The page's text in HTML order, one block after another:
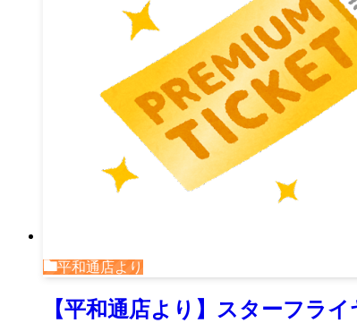
平和通店より
【平和通店より】スターフラ